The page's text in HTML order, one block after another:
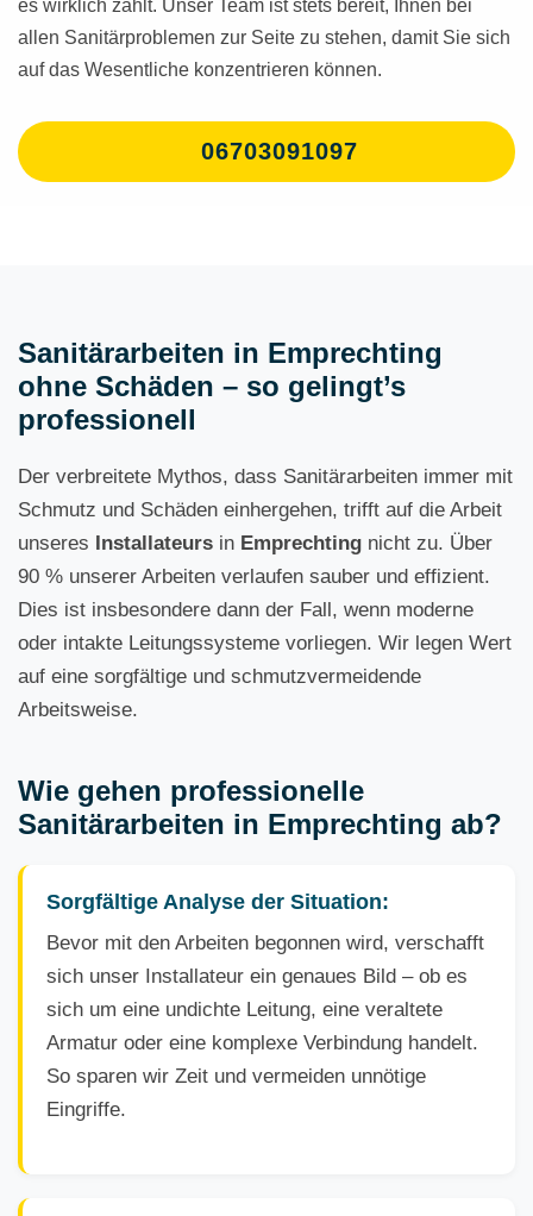
es wirklich zählt. Unser Team ist stets bereit, Ihnen bei
allen Sanitärproblemen zur Seite zu stehen, damit Sie sich
auf das Wesentliche konzentrieren können.
06703091097
Sanitärarbeiten in Emprechting
ohne Schäden – so gelingt’s
professionell
Der verbreitete Mythos, dass Sanitärarbeiten immer mit
Schmutz und Schäden einhergehen, trifft auf die Arbeit
unseres Installateurs in Emprechting nicht zu. Über
90 % unserer Arbeiten verlaufen sauber und effizient.
Dies ist insbesondere dann der Fall, wenn moderne
oder intakte Leitungssysteme vorliegen. Wir legen Wert
auf eine sorgfältige und schmutzvermeidende
Arbeitsweise.
Wie gehen professionelle
Sanitärarbeiten in Emprechting ab?
Sorgfältige Analyse der Situation:
Bevor mit den Arbeiten begonnen wird, verschafft
sich unser Installateur ein genaues Bild – ob es
sich um eine undichte Leitung, eine veraltete
Armatur oder eine komplexe Verbindung handelt.
So sparen wir Zeit und vermeiden unnötige
Eingriffe.